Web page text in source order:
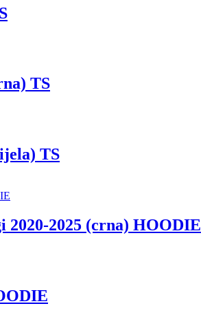
TS
TS
2025 (crna) HOODIE